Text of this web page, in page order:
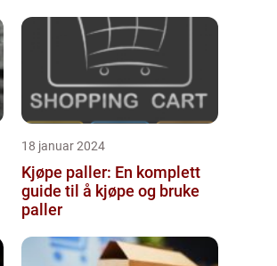
18 januar 2024
Kjøpe paller: En komplett
guide til å kjøpe og bruke
paller